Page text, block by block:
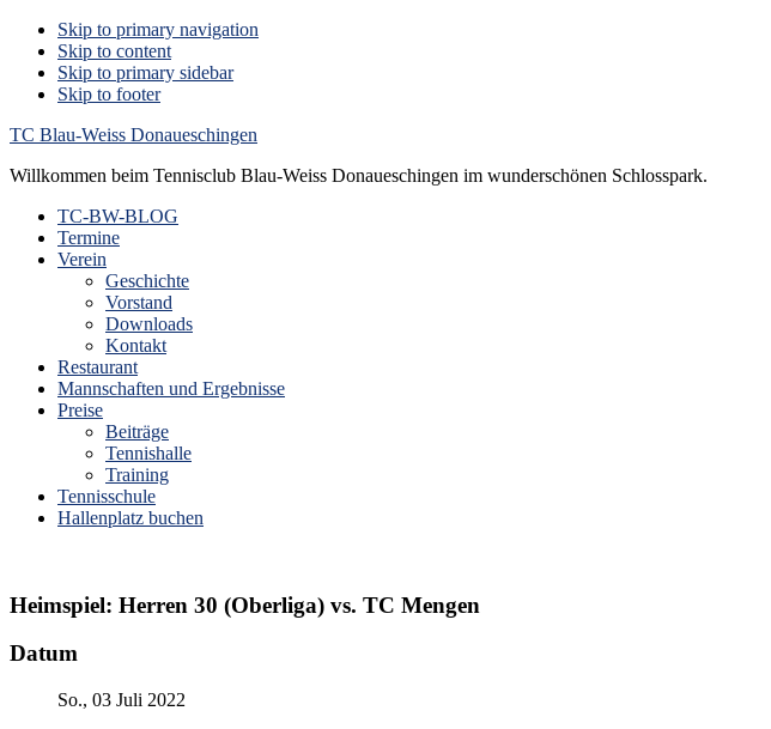
Skip to primary navigation
Skip to content
Skip to primary sidebar
Skip to footer
TC Blau-Weiss Donaueschingen
Willkommen beim Tennisclub Blau-Weiss Donaueschingen im wunderschönen Schlosspark.
TC-BW-BLOG
Termine
Verein
Geschichte
Vorstand
Downloads
Kontakt
Restaurant
Mannschaften und Ergebnisse
Preise
Beiträge
Tennishalle
Training
Tennisschule
Hallenplatz buchen
Heimspiel: Herren 30 (Oberliga) vs. TC Mengen
Datum
So., 03 Juli 2022